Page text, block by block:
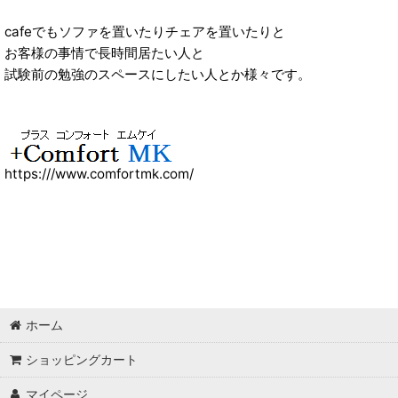
cafeでもソファを置いたりチェアを置いたりと
お客様の事情で長時間居たい人と
試験前の勉強のスペースにしたい人とか様々です。
https:///www.comfortmk.com/
ホーム
ショッピングカート
マイページ